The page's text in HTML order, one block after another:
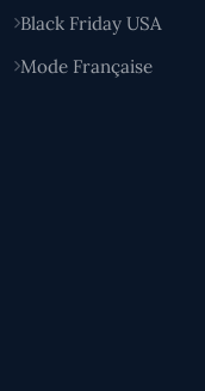
Black Friday USA
Mode Française